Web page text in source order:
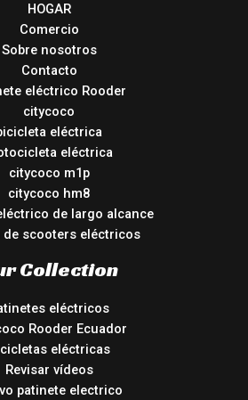
HOGAR
Comercio
Sobre nosotros
Contacto
eléctrico Rooder
citycoco
eléctrica
eléctrica
citycoco m1p
citycoco hm8
de largo alcance
de scooters eléctricos
Collection
eléctricos
Rooder Ecuador
eléctricas
Revisar vídeos
patinete electrico